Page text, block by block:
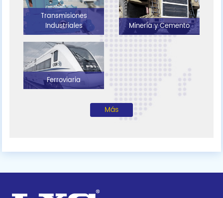
Transmisiones
Industriales
Minería y Cemento
Ferroviaria
Más